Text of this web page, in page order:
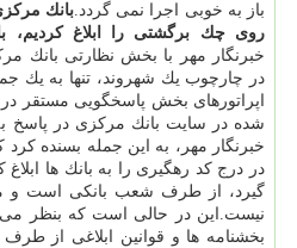
باز به خوبی اجرا نمی گردد.بانك
روی چك برگشتی را ابلاغ كردیم،
خبرنگار مهر با بخش نظارتی بانك
در چارچوب یك شهروند، تنها به یك
اپراتورهای بخش پاسخگویی مستقر
شده در سایت بانك مركزی در پاسخ
خبرنگار مهر، به این جمله بسنده
در درج كد رهگیری را به بانك ها
گیرد، از طرف شعب بانكی است و
نیست.این در حالی است كه بنظر
بخشنامه ها و قوانین ابلاغی از